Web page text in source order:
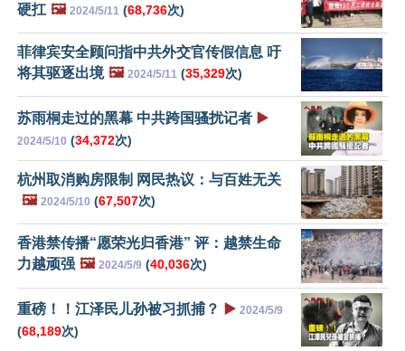
硬扛 🖼️ 2024/5/11 (68,736次)
菲律宾安全顾问指中共外交官传假信息 吁
将其驱逐出境 🖼️ 2024/5/11 (35,329次)
苏雨桐走过的黑幕 中共跨国骚扰记者 ▶️
2024/5/10 (34,372次)
杭州取消购房限制 网民热议：与百姓无关
🖼️ 2024/5/10 (67,507次)
香港禁传播“愿荣光归香港” 评：越禁生命
力越顽强 🖼️ 2024/5/9 (40,036次)
重磅！！江泽民儿孙被习抓捕？ ▶️ 2024/5/9
(68,189次)